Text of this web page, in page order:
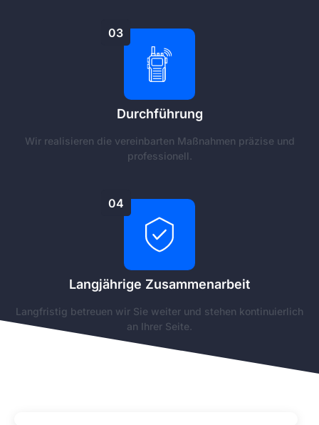
03
Durchführung
Wir realisieren die vereinbarten Maßnahmen präzise und
professionell.
04
Langjährige Zusammenarbeit
Langfristig betreuen wir Sie weiter und stehen kontinuierlich
an Ihrer Seite.